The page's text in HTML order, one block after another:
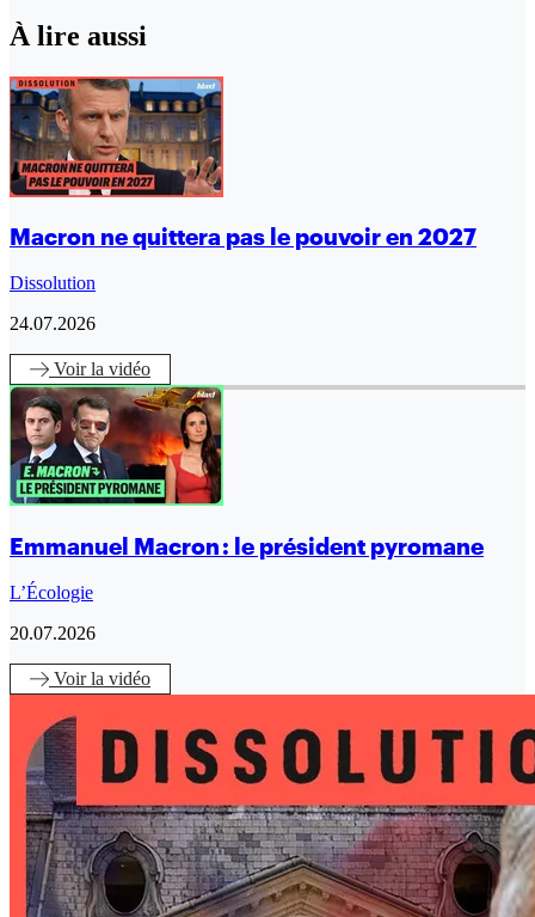
À lire aussi
Macron ne quittera pas le pouvoir en 2027
Dissolution
24.07.2026
Voirla vidéo
Emmanuel Macron : le président pyromane
L’Écologie
20.07.2026
Voirla vidéo